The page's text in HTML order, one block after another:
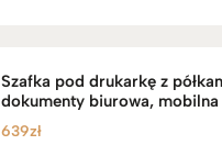
Szafka pod drukarkę z
dokumenty biurowa, mobilna
639zł